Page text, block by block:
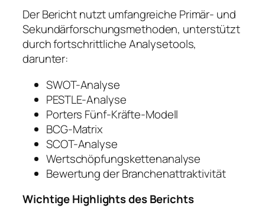
Der Bericht nutzt umfangreiche Primär- und
Sekundärforschungsmethoden, unterstützt
durch fortschrittliche Analysetools,
darunter:
SWOT-Analyse
PESTLE-Analyse
Porters Fünf-Kräfte-Modell
BCG-Matrix
SCOT-Analyse
Wertschöpfungskettenanalyse
Bewertung der Branchenattraktivität
Wichtige Highlights des Berichts